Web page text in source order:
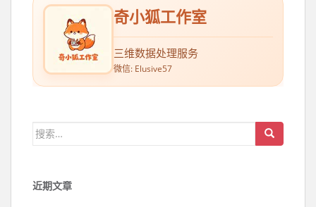
奇小狐工作室
三维数据处理服务
微信: Elusive57
搜索：
近期文章